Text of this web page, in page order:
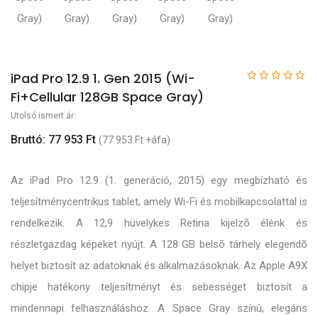
iPad Pro 12.9 1. Gen 2015 (Wi-
Fi+Cellular 128GB Space Gray)
Utolsó ismert ár:
Bruttó: 77 953 Ft (77 953 Ft +áfa)
Az iPad Pro 12.9 (1. generáció, 2015) egy megbízható és
teljesítménycentrikus tablet, amely Wi-Fi és mobilkapcsolattal is
rendelkezik. A 12,9 hüvelykes Retina kijelzõ élénk és
részletgazdag képeket nyújt. A 128 GB belsõ tárhely elegendõ
helyet biztosít az adatoknak és alkalmazásoknak. Az Apple A9X
chipje hatékony teljesítményt és sebességet biztosít a
mindennapi felhasználáshoz. A Space Gray színû, elegáns